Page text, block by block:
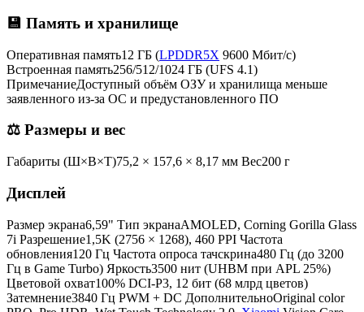
💾 Память и хранилище
Оперативная память12 ГБ (LPDDR5X 9600 Мбит/с)
Встроенная память256/512/1024 ГБ (UFS 4.1)
ПримечаниеДоступный объём ОЗУ и хранилища меньше
заявленного из-за ОС и предустановленного ПО
⚖️ Размеры и вес
Габариты (Ш×В×Т)75,2 × 157,6 × 8,17 мм Вес200 г
Дисплей
Размер экрана6,59" Тип экранаAMOLED, Corning Gorilla Glass
7i Разрешение1,5K (2756 × 1268), 460 PPI Частота
обновления120 Гц Частота опроса тачскрина480 Гц (до 3200
Гц в Game Turbo) Яркость3500 нит (UHBM при APL 25%)
Цветовой охват100% DCI-P3, 12 бит (68 млрд цветов)
Затемнение3840 Гц PWM + DC ДополнительноOriginal color